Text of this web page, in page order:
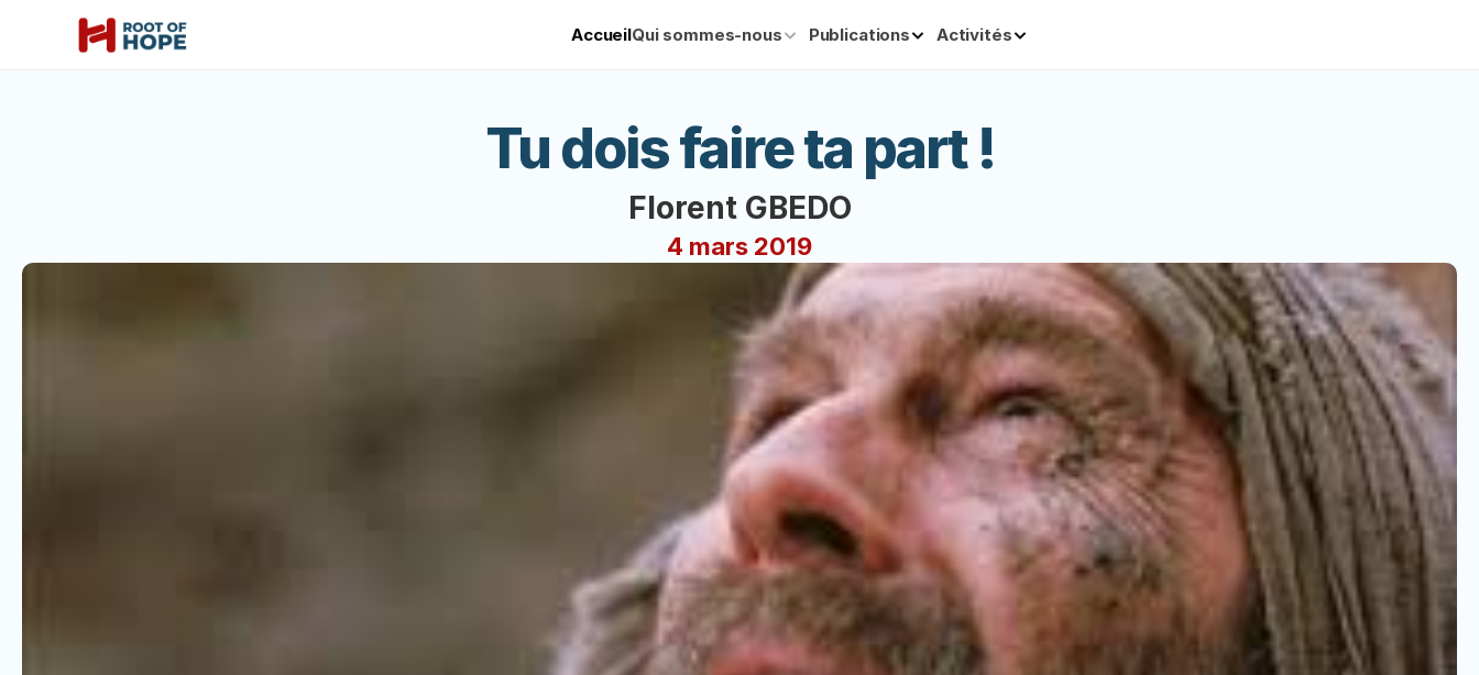
AccueilQui sommes-nous Publications Activités
Tu dois faire ta part !
Florent GBEDO
4 mars 2019